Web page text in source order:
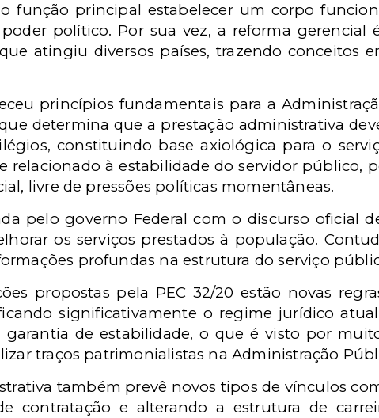
função principal estabelecer um corpo
político. Por sua vez, a reforma gerencial
atingiu diversos países, trazendo conceitos
princípios fundamentais para a
determina que a prestação administrativa
constituindo base axiológica para o
relacionado à estabilidade do servidor público,
livre de pressões políticas momentâneas.
pelo governo Federal com o discurso oficial
os serviços prestados à população.
profundas na estrutura do serviço
propostas pela PEC 32/20 estão novas
significativamente o regime jurídico
de estabilidade, o que é visto por
traços patrimonialistas na Administração
também prevê novos tipos de vínculos
contratação e alterando a estrutura de